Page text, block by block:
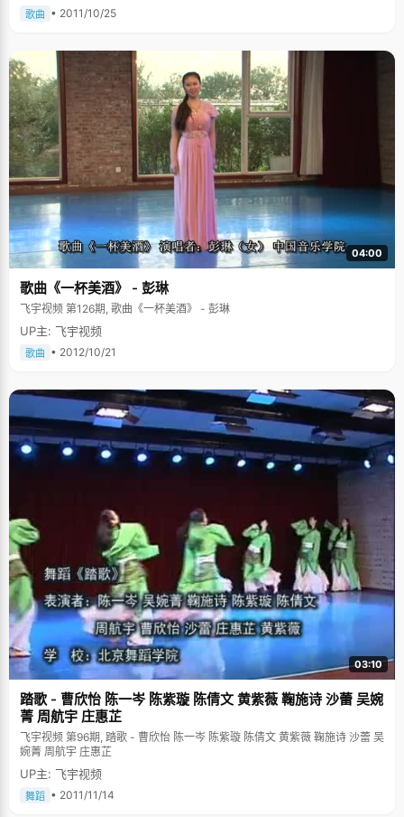
歌曲 • 2011/10/25
04:00
歌曲《一杯美酒》 - 彭琳
飞宇视频 第126期, 歌曲《一杯美酒》 - 彭琳
UP主: 飞宇视频
歌曲 • 2012/10/21
03:10
踏歌 - 曹欣怡 陈一岑 陈紫璇 陈倩文 黄紫薇 鞠施诗 沙蕾 吴婉
菁 周航宇 庄惠芷
飞宇视频 第96期, 踏歌 - 曹欣怡 陈一岑 陈紫璇 陈倩文 黄紫薇 鞠施诗 沙蕾 吴
婉菁 周航宇 庄惠芷
UP主: 飞宇视频
舞蹈 • 2011/11/14